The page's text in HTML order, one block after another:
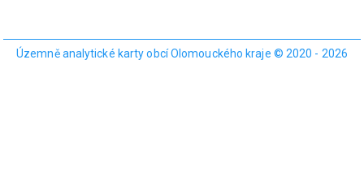
Územně analytické karty obcí Olomouckého kraje © 2020 - 2026